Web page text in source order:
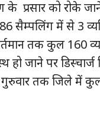
के प्रसार को रोके
में से 3
तक कुल 160
हो जाने पर
गुरुवार तक जिले में